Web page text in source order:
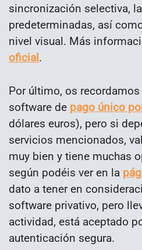
sincronización selectiva,
predeterminadas, así
nivel visual. Más
oficial.
Por último, os
software de pago único
dólares euros), pero si
servicios mencionados,
muy bien y tiene muchas
según podéis ver en la
dato a tener en
software privativo, pero
actividad, está aceptado
autenticación segura.